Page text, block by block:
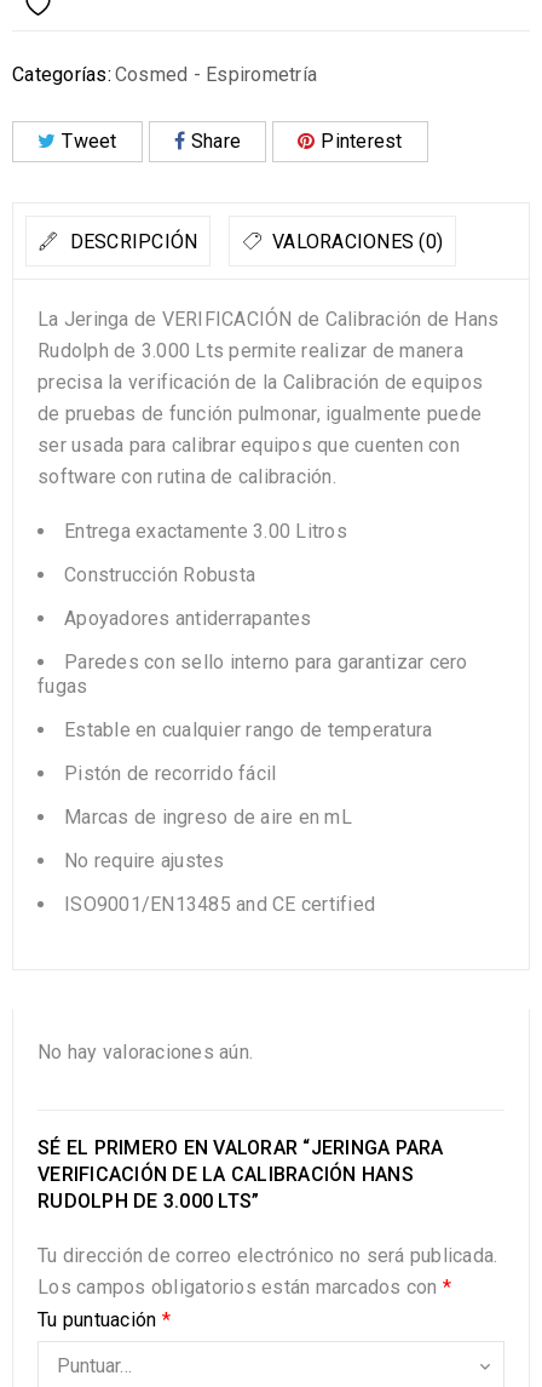
Categorías: Cosmed - Espirometría
Tweet Share Pinterest
DESCRIPCIÓN VALORACIONES (0)
La Jeringa de VERIFICACIÓN de Calibración de Hans
Rudolph de 3.000 Lts permite realizar de manera
precisa la verificación de la Calibración de equipos
de pruebas de función pulmonar, igualmente puede
ser usada para calibrar equipos que cuenten con
software con rutina de calibración.
Entrega exactamente 3.00 Litros
Construcción Robusta
Apoyadores antiderrapantes
Paredes con sello interno para garantizar cero
fugas
Estable en cualquier rango de temperatura
Pistón de recorrido fácil
Marcas de ingreso de aire enmL
No require ajustes
ISO9001/EN13485 and CE certified
No hay valoraciones aún.
SÉ EL PRIMERO EN VALORAR “JERINGA PARA
VERIFICACIÓN DE LA CALIBRACIÓN HANS
RUDOLPH DE 3.000 LTS”
Tu dirección de correo electrónico no será publicada.
Los campos obligatorios están marcados con *
Tu puntuación *